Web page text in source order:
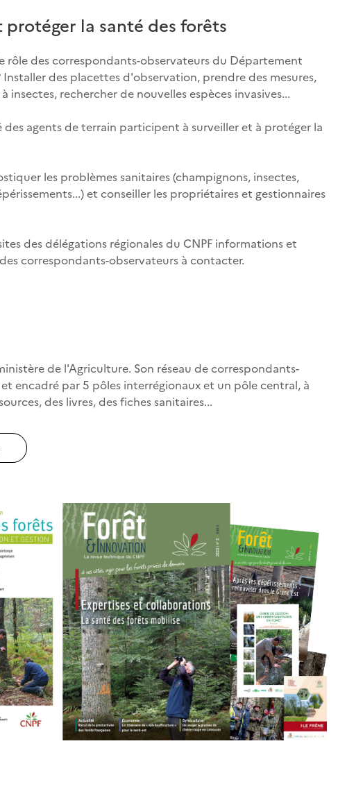
la santé des forêts
rôle des correspondants-observateurs du Département
Installer des placettes d'observation, prendre des mesures,
insectes, rechercher de nouvelles espèces invasives...
des agents de terrain participent à surveiller et à protéger la
les problèmes sanitaires (champignons, insectes,
et conseiller les propriétaires et gestionnaires
des délégations régionales du CNPF informations et
correspondants-observateurs à contacter.
de l'Agriculture. Son réseau de correspondants-
encadré par 5 pôles interrégionaux et un pôle central, à
des livres, des fiches sanitaires...